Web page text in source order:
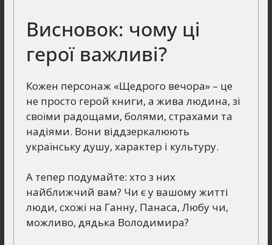
Висновок: чому ці
герої важливі?
Кожен персонаж «Щедрого вечора» – це
не просто герой книги, а жива людина, зі
своїми радощами, болями, страхами та
надіями. Вони віддзеркалюють
українську душу, характер і культуру.
А тепер подумайте: хто з них
найближчий вам? Чи є у вашому житті
люди, схожі на Ганну, Панаса, Любу чи,
можливо, дядька Володимира?